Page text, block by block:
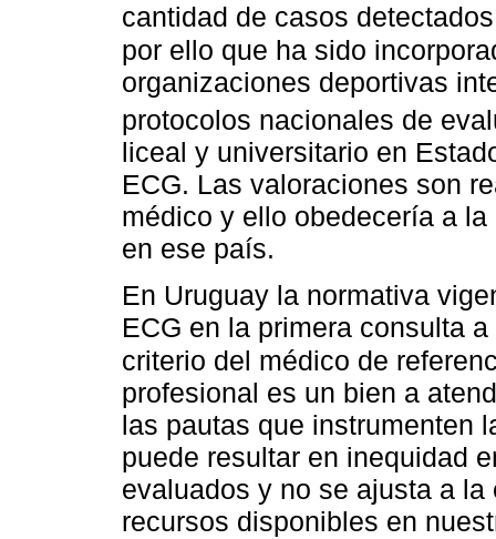
cantidad de casos
por ello que ha sido
organizaciones deportivas
protocolos nacionales de
liceal y universitario en
ECG. Las valoraciones son
médico y ello obedecería a
en ese país.
En Uruguay la normativa
ECG en la primera consulta
criterio del médico de
profesional es un bien a
las pautas que instrumenten
puede resultar en inequidad
evaluados y no se ajusta a
recursos disponibles en